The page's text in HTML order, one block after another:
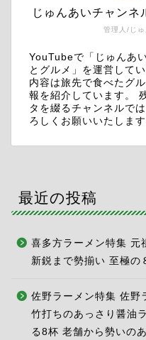
管理人/じゅ
じゅんあいチャンネ
YouTubeで「じゅんあ
とグルメ」を運営して
内容は旅先で食べたグ
報を紹介しています。
タを綴るチャンネルで
ろしくお願いいたします
最近の投稿
喜多方ラーメン特集 元
新鋭まで勢揃い 至極の
佐野ラーメン特集 佐野
竹打ちのあっさり醤油
る8杯 老舗から勢いの